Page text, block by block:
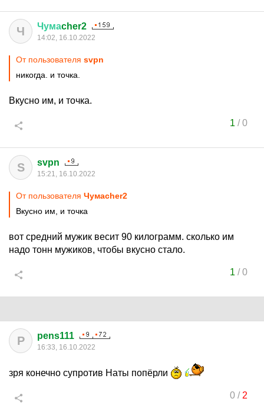
Ч Чумаcher2
14:02, 16.10.2022
От пользователя svpn
никогда. и точка.
Вкусно им, и точка.
1 /0
S svpn
15:21, 16.10.2022
От пользователя Чумаcher2
Вкусно им, и точка
вот средний мужик весит 90 килограмм. сколько им
надо тонн мужиков, чтобы вкусно стало.
1 /0
P pens111
16:33, 16.10.2022
зря конечно супротив Наты попёрли
0/ 2